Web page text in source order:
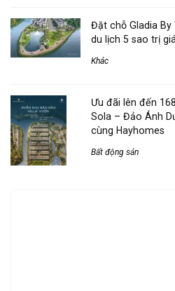
Đặt chỗ Gladia By
du lịch 5 sao trị
Khác
Ưu đãi lên đến
Sola – Đảo Ánh
cùng Hayhomes
Bất động sản